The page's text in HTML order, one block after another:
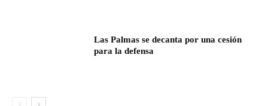
Las Palmas se decanta por una cesión
para la defensa